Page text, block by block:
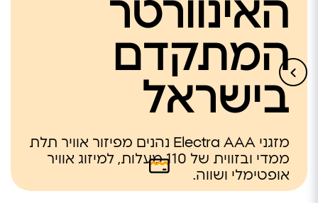
האינוורטר
המתקדם
בישראל
מזגני Electra AAA נהנים מפיזור אוויר תלת
ממדי ובזווית של 110 מעלות, למיזוג אוויר
אופטימלי ושווה.